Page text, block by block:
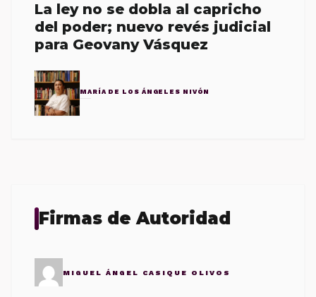
La ley no se dobla al capricho
del poder; nuevo revés judicial
para Geovany Vásquez
MARÍA DE LOS ÁNGELES NIVÓN
Firmas de Autoridad
MIGUEL ÁNGEL CASIQUE OLIVOS